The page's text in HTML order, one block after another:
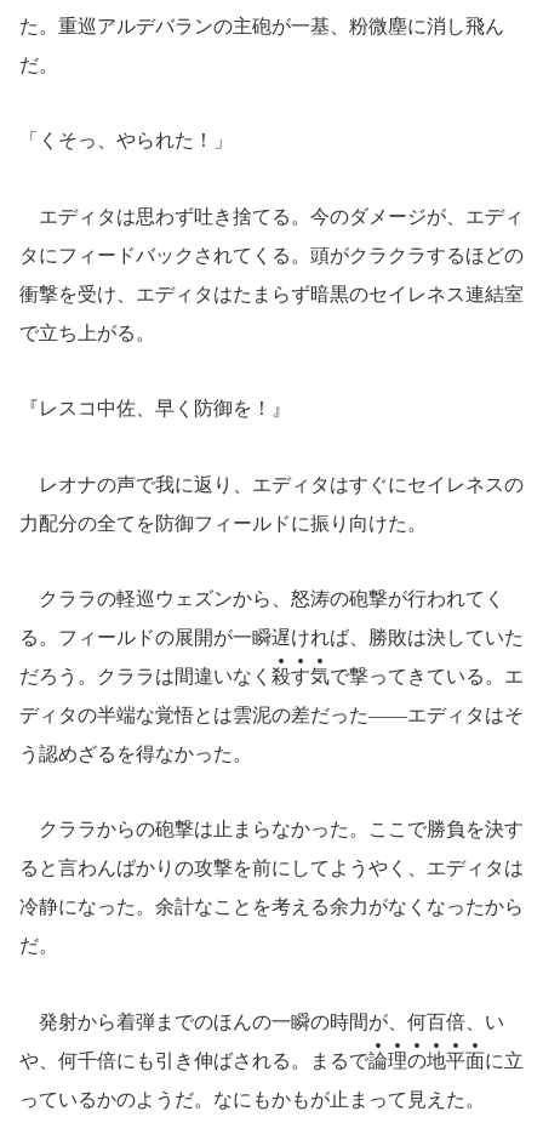
た。重巡アルデバランの主砲が一基、粉微塵に消し飛ん
だ。
「くそっ、やられた！」
エディタは思わず吐き捨てる。今のダメージが、エディ
タにフィードバックされてくる。頭がクラクラするほどの
衝撃を受け、エディタはたまらず暗黒のセイレネス連結室
で立ち上がる。
『レスコ中佐、早く防御を！』
レオナの声で我に返り、エディタはすぐにセイレネスの
力配分の全てを防御フィールドに振り向けた。
クララの軽巡ウェズンから、怒涛の砲撃が行われてく
る。フィールドの展開が一瞬遅ければ、勝敗は決していた
だろう。クララは間違いなく 殺す気で撃ってきている。エ
ディタの半端な覚悟とは雲泥の差だった――エディタはそ
う認めざるを得なかった。
クララからの砲撃は止まらなかった。ここで勝負を決す
ると言わんばかりの攻撃を前にしてようやく、エディタは
冷静になった。余計なことを考える余力がなくなったから
だ。
発射から着弾までのほんの一瞬の時間が、何百倍、い
や、何千倍にも引き伸ばされる。まるで論理の地平面に立
っているかのようだ。なにもかもが止まって見えた。